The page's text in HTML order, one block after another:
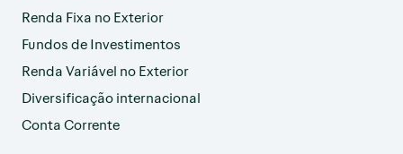
Renda Fixa no Exterior
Fundos de Investimentos
Renda Variável no Exterior
Diversificação internacional
Conta Corrente